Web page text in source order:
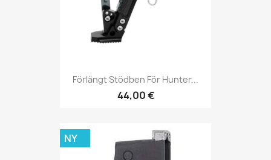
Förlängt Stödben För Hunter...
44,00 €
NY